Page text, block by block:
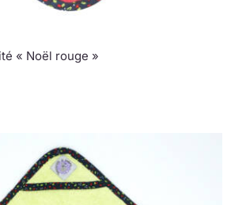
« Noël rouge »